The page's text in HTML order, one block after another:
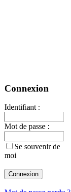
Connexion
Identifiant :
Mot de passe :
Se souvenir de
moi